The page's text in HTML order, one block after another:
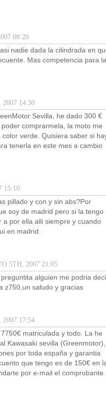
08:20
nadie dada la cilindrada en
Mas competencia para la
14:30
Sevilla, he dado 300 €
comprarmela, la moto me
verde. Quisiera saber si
tenerla en este mes a cambio
15:10
pillado y con y sin abs?Por
soy de madrid pero si la tengo
por ella alli siempre y cuando
en madrid.
5TH, 2007 21:05
alguien me podria
z750,un saludo y gracias
17:54
matriculada y todo. La he
Kawasaki sevilla (Greenmotor),
por toda españa y garantia
que tengo es de 150€ en
por e-mail el comprobante